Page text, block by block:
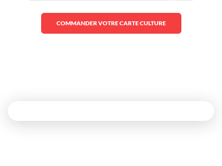
COMMANDER VOTRE CARTE CULTURE